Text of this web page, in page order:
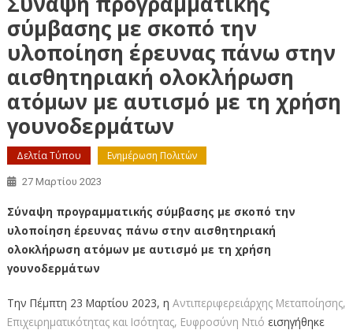
σύμβασης με σκοπό την
υλοποίηση έρευνας πάνω στην
αισθητηριακή ολοκλήρωση
ατόμων με αυτισμό με τη χρήση
γουνοδερμάτων
Δελτία Τύπου Ενημέρωση Πολιτών
27 Μαρτίου 2023
Σύναψη προγραμματικής σύμβασης με σκοπό την
υλοποίηση έρευνας πάνω στην αισθητηριακή
ολοκλήρωση ατόμων με αυτισμό με τη χρήση
γουνοδερμάτων
Την Πέμπτη 23 Μαρτίου 2023, η Αντιπεριφερειάρχης Μεταποίησης,
Επιχειρηματικότητας και Ισότητας, Ευφροσύνη Ντιό εισηγήθηκε